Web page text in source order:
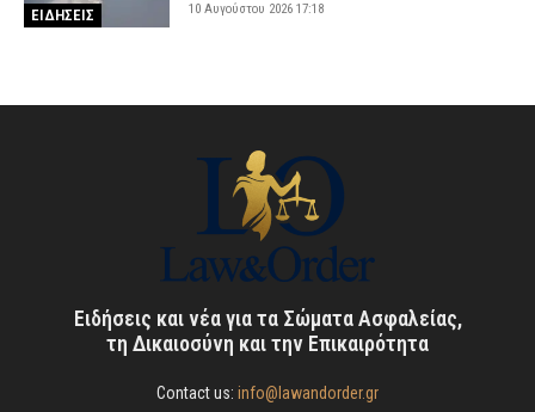
ΕΙΔΗΣΕΙΣ 10 Αυγούστου 2026 17:18
Ειδήσεις και νέα για τα Σώματα Ασφαλείας,
τη Δικαιοσύνη και την Επικαιρότητα
Contact us: info@lawandorder.gr